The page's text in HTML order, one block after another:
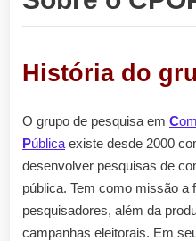
História do
O grupo de pesquisa em C
Pública existe desde 2000
desenvolver pesquisas de
pública. Tem como missão a
pesquisadores, além da
campanhas eleitorais. Em